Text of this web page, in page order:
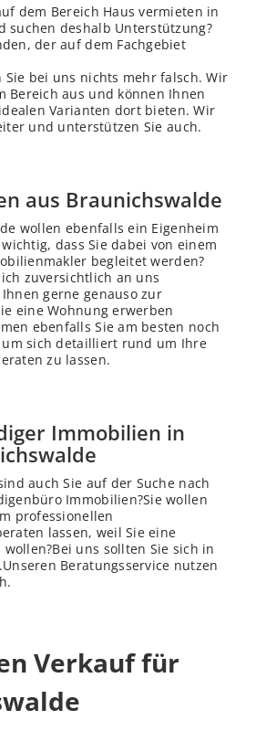
dem Bereich Haus vermieten in
suchen deshalb Unterstützung?
der auf dem Fachgebiet
Sie bei uns nichts mehr falsch. Wir
Bereich aus und können Ihnen
Varianten dort bieten. Wir
und unterstützen Sie auch.
aus Braunichswalde
wollen ebenfalls ein Eigenheim
dass Sie dabei von einem
begleitet werden?
zuversichtlich an uns
gerne genauso zur
eine Wohnung erwerben
ebenfalls Sie am besten noch
um sich detailliert rund um Ihre
zu lassen.
Immobilien in
auch Sie auf der Suche nach
Immobilien?Sie wollen
professionellen
lassen, weil Sie eine
uns sollten Sie sich in
Beratungsservice nutzen
Verkauf für